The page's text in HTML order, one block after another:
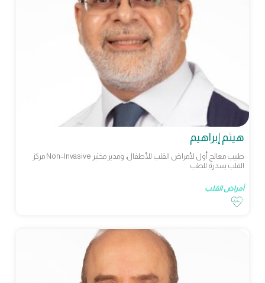
هيثم إبراهيم
طبيب معالج أول لأمراض القلب للأطفال، ومدير مختبر Non–Invasive مركز
القلب بسدرة للطب
أمراض القلب